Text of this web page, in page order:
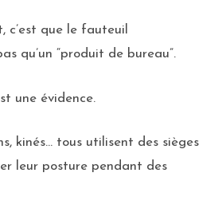
c’est que le fauteuil
qu’un “produit de bureau”.
une évidence.
kinés… tous utilisent des sièges
leur posture pendant des